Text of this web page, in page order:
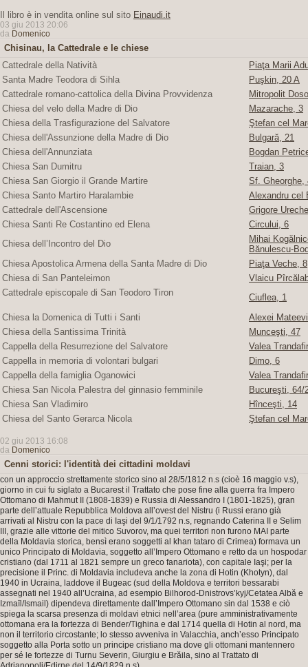
Il libro è in vendita online sul sito Einaudi.it
03 giu 2013 20:06
da Domenico
Chisinau, la Cattedrale e le chiese
Cattedrale della Natività
Piaţa Marii
Santa Madre Teodora di Sihla
Puşkin, 20 A
Cattedrale romano-cattolica della Divina Provvidenza
Mitropolit
Chiesa del velo della Madre di Dio
Mazarache, 3
Chiesa della Trasfigurazione del Salvatore
Ştefan cel
Chiesa dell'Assunzione della Madre di Dio
Bulgară, 21
Chiesa dell'Annunziata
Bogdan
Chiesa San Dumitru
Traian, 3
Chiesa San Giorgio il Grande Martire
Sf. Gheorghe,
Chiesa Santo Martiro Haralambie
Alexandru cel
Cattedrale dell'Ascensione
Grigore
Chiesa Santi Re Costantino ed Elena
Circului, 6
Chiesa dell’Incontro del Dio
Mihai
Bănulescu-
Chiesa Apostolica Armena della Santa Madre di Dio
Piaţa Veche, 8
Chiesa di San Panteleimon
Vlaicu
Cattedrale episcopale di San Teodoro Tiron
Ciuflea, 1
Chiesa la Domenica di Tutti i Santi
Alexei
Chiesa della Santissima Trinità
Munceşti, 47
Cappella della Resurrezione del Salvatore
Valea
Cappella in memoria di volontari bulgari
Dimo, 6
Cappella della famiglia Oganowici
Valea
Chiesa San Nicola Palestra del ginnasio femminile
Bucureşti, 64/
Chiesa San Vladimiro
Hînceşti, 14
Chiesa del Santo Gerarca Nicola
Ştefan cel
02 giu 2013 16:08
da Domenico
Cenni storici: l'identità dei cittadini moldavi
con un approccio strettamente storico sino al 28/5/1812 n.s (cioè 16 maggio v.s),
giorno in cui fu siglato a Bucarest il Trattato che pose fine alla guerra fra Impero
Ottomano di Mahmut II (1808-1839) e Russia di Alessandro I (1801-1825), gran
parte dell’attuale Repubblica Moldova all’ovest del Nistru (i Russi erano già
arrivati al Nistru con la pace di Iaşi del 9/1/1792 n.s, regnando Caterina II e Selim
III, grazie alle vittorie del mitico Suvorov, ma quei territori non furono MAI parte
della Moldavia storica, bensì erano soggetti al khan tataro di Crimea) formava un
unico Principato di Moldavia, soggetto all’Impero Ottomano e retto da un hospodar
cristiano (dal 1711 al 1821 sempre un greco fanariota), con capitale Iaşi; per la
precisione il Princ. di Moldavia includeva anche la zona di Hotin (Khotyn), dal
1940 in Ucraina, laddove il Bugeac (sud della Moldova e territori bessarabi
assegnati nel 1940 all’Ucraina, ad esempio Bilhorod-Dnistrovs’kyj/Cetatea Albă e
Izmaïl/Ismail) dipendeva direttamente dall’Impero Ottomano sin dal 1538 e ciò
spiega la scarsa presenza di moldavi etnici nell’area (pure amministrativamente
ottomana era la fortezza di Bender/Tighina e dal 1714 quella di Hotin al nord, ma
non il territorio circostante; lo stesso avveniva in Valacchia, anch’esso Principato
soggetto alla Porta sotto un principe cristiano ma dove gli ottomani mantennero
per sé le fortezze di Turnu Severin, Giurgiu e Brăila, sino al Trattato di